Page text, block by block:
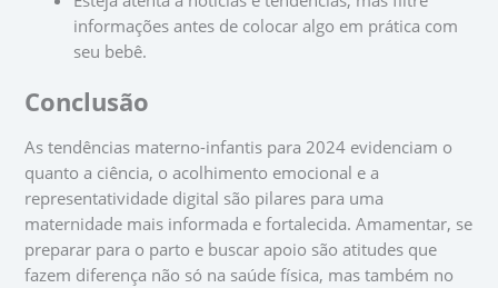
informações antes de colocar algo em prática com
seu bebê.
Conclusão
As tendências materno-infantis para 2024 evidenciam o
quanto a ciência, o acolhimento emocional e a
representatividade digital são pilares para uma
maternidade mais informada e fortalecida. Amamentar, se
preparar para o parto e buscar apoio são atitudes que
fazem diferença não só na saúde física, mas também no